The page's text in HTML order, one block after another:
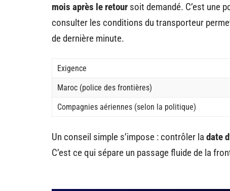
mois après le retour soit demandé. C’est une
consulter les conditions du transporteur
de dernière minute.
Exigence
Maroc (police des frontières)
Compagnies aériennes (selon la politique)
Un conseil simple s’impose : contrôler la date
C’est ce qui sépare un passage fluide de la